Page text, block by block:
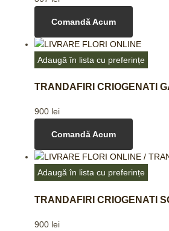
Comandă Acum
Adaugă în lista cu preferințe
TRANDAFIRI CRIOGENATI
900 lei
Comandă Acum
Adaugă în lista cu preferințe
TRANDAFIRI CRIOGENATI
900 lei